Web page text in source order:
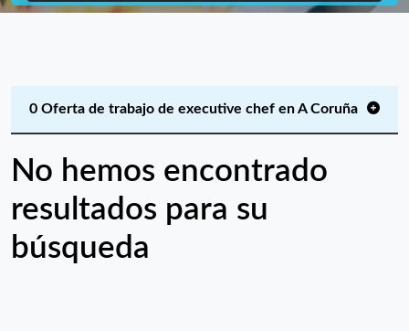
0 Oferta de trabajo de executive chef en A Coruña
No hemos encontrado
resultados para su
búsqueda